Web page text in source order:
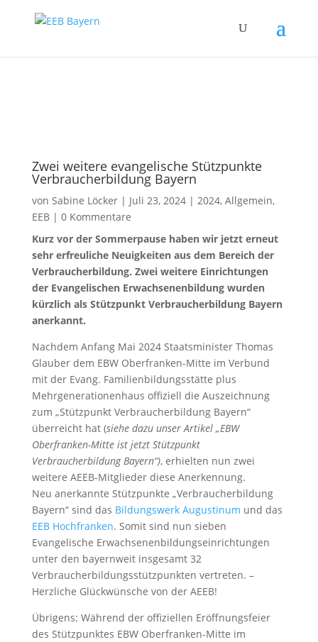
Zum Inhalt springen
Zwei weitere evangelische Stützpunkte
Verbraucherbildung Bayern
von Sabine Löcker| Juli 23, 2024| 2024, Allgemein,
EEB| 0 Kommentare
Kurz vor der Sommerpause haben wir jetzt erneut
sehr erfreuliche Neuigkeiten aus dem Bereich der
Verbraucherbildung. Zwei weitere Einrichtungen
der Evangelischen Erwachsenenbildung wurden
kürzlich als Stützpunkt Verbraucherbildung Bayern
anerkannt.
Nachdem Anfang Mai 2024 Staatsminister Thomas
Glauber dem EBW Oberfranken-Mitte im Verbund
mit der Evang. Familienbildungsstätte plus
Mehrgenerationenhaus offiziell die Auszeichnung
zum „Stützpunkt Verbraucherbildung Bayern“
überreicht hat (siehe dazu unser Artikel „EBW
Oberfranken-Mitte ist jetzt Stützpunkt
Verbraucherbildung Bayern“), erhielten nun zwei
weitere AEEB-Mitglieder diese Anerkennung.
Neu anerkannte Stützpunkte „Verbraucherbildung
Bayern“ sind das Bildungswerk Augustinum und das
EEB Hochfranken. Somit sind nun sieben
Evangelische Erwachsenenbildungseinrichtungen
unter den bayernweit insgesamt 32
Verbraucherbildungsstützpunkten vertreten. –
Herzliche Glückwünsche von der AEEB!
Übrigens: Während der offiziellen Eröffnungsfeier
des Stützpunktes EBW Oberfranken-Mitte im